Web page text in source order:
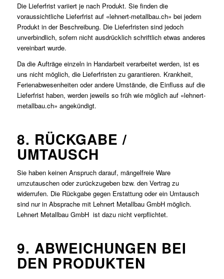
Die Lieferfrist variiert je nach Produkt. Sie finden die
voraussichtliche Lieferfrist auf «lehnert-metallbau.ch» bei jedem
Produkt in der Beschreibung. Die Lieferfristen sind jedoch
unverbindlich, sofern nicht ausdrücklich schriftlich etwas anderes
vereinbart wurde.
Da die Aufträge einzeln in Handarbeit verarbeitet werden, ist es
uns nicht möglich, die Lieferfristen zu garantieren. Krankheit,
Ferienabwesenheiten oder andere Umstände, die Einfluss auf die
Lieferfrist haben, werden jeweils so früh wie möglich auf «lehnert-
metallbau.ch» angekündigt.
8. RÜCKGABE /
UMTAUSCH
Sie haben keinen Anspruch darauf, mängelfreie Ware
umzutauschen oder zurückzugeben bzw. den Vertrag zu
widerrufen. Die Rückgabe gegen Erstattung oder ein Umtausch
sind nur in Absprache mit Lehnert Metallbau GmbH möglich.
Lehnert Metallbau GmbH ist dazu nicht verpflichtet.
9. ABWEICHUNGEN BEI
DEN PRODUKTEN